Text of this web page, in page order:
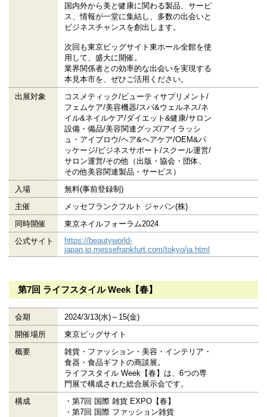
国内外から美と健康に関わる製品、サービ
ス、情報が一堂に集結し、多数の出会いと
ビジネスチャンスを創出します。
次回も東京ビッグサイト東ホール全館を使
用して、盛大に開催。
業界関係者との効率的な出会いを実現する
本見本市を、ぜひご活用ください。
出展対象
コスメティック/ビューティサプリメント/
フェムケア/美容機器/スパ&ウェルネス/ネ
イル&ネイルケア/ダイエット&健康/サロン
設備・備品/美容関連グッズ/アイラッシ
ュ・アイブロウ/ヘア&ヘアケア/OEM&パ
ッケージ/ビジネスサポート/スクール運営/
サロン運営/その他（出版・協会・団体、
その他美容関連製品・サービス）
入場
無料(事前登録制)
主催
メッセフランクフルト ジャパン(株)
同時開催
東京ネイルフォーラム2024
公式サイト
https://beautyworld-
japan.jp.messefrankfurt.com/tokyo/ja.html
第7回 ライフスタイル Week【春】
会期
2024/3/13(水)～15(金)
開催場所
東京ビッグサイト
概要
雑貨・ファッション・美容・インテリア・
食器・食品ギフトの商談展。
ライフスタイル Week【春】は、6つの専
門展で構成された総合展示会です。
構成
・第7回 国際 雑貨 EXPO【春】
・第7回 国際 ファッション雑貨